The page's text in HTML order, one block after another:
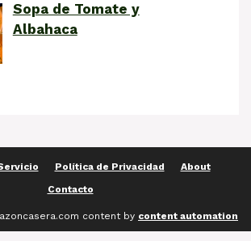
Sopa de Tomate y
Albahaca
Política de Privacidad
About
Contacto
content by content automation